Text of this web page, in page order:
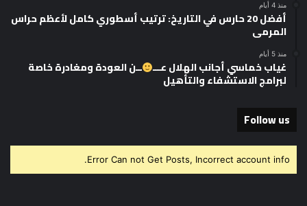
منذ 4 أيام
أفضل 20 حارس في التاريخ: ترتيب أسطوري كامل لأعظم حراس
المرمى
منذ 5 أيام
غياب خماسي أجانب الهلال عـــ ــن العودة ومغادرة خاصة
لبرامج الاستشفاء والتأهيل
Follow us
Error Can not Get Posts, Incorrect account info.